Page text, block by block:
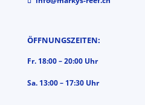
ÖFFNUNGSZEITEN:
Fr. 18:00 – 20:00 Uhr
Sa. 13:00 – 17:30 Uhr